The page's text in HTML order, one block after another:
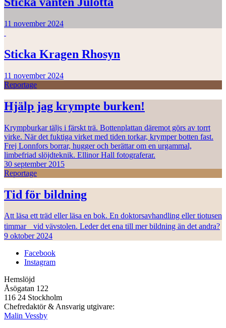
11 november 2024
Sticka Kragen Rhosyn
11 november 2024
Reportage
Hjälp jag krympte burken!
Krympburkar täljs i färskt trä. Bottenplattan däremot görs av torrt
virke. När det fuktiga virket med tiden torkar, krymper botten fast.
Frej Lonnfors borrar, hugger och berättar om en urgammal,
limbefriad slöjdteknik. Ellinor Hall fotograferar.
30 september 2015
Reportage
Tid för bildning
Att läsa ett träd eller läsa en bok. En doktorsavhandling eller tiotusen
timmar vid vävstolen. Leder det ena till mer bildning än det andra?
9 oktober 2024
Facebook
Instagram
Hemslöjd
Åsögatan 122
116 24 Stockholm
Chefredaktör & Ansvarig utgivare:
Malin Vessby